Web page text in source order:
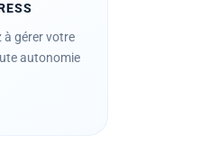
à gérer votre
autonomie